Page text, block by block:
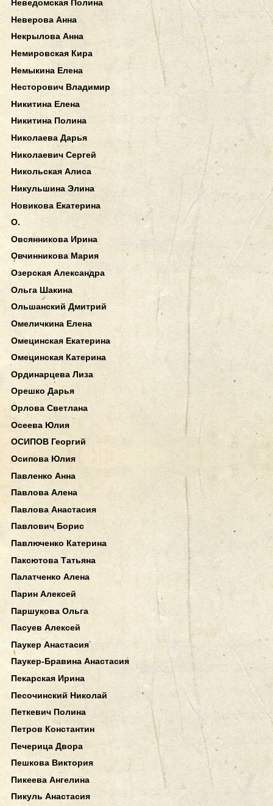
Неведомская Полина
Неверова Анна
Некрылова Анна
Немировская Кира
Немыкина Елена
Несторович Владимир
Никитина Елена
Никитина Полина
Николаева Дарья
Николаевич Сергей
Никольская Алиса
Никульшина Элина
Новикова Екатерина
О.
Овсянникова Ирина
Овчинникова Мария
Озерская Александра
Ольга Шакина
Ольшанский Дмитрий
Омеличкина Елена
Омецинская Екатерина
Омецинская Катерина
Ординарцева Лиза
Орешко Дарья
Орлова Светлана
Осеева Юлия
ОСИПОВ Георгий
Осипова Юлия
Павленко Анна
Павлова Алена
Павлова Анастасия
Павлович Борис
Павлюченко Катерина
Паксютова Татьяна
Палатченко Алена
Парин Алексей
Паршукова Ольга
Пасуев Алексей
Паукер Анастасия
Паукер-Бравина Анастасия
Пекарская Ирина
Песочинский Николай
Петкевич Полина
Петров Константин
Печерица Двора
Пешкова Виктория
Пикеева Ангелина
Пикуль Анастасия